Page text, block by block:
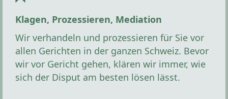
Klagen, Prozessieren, Mediation
Wir verhandeln und prozessieren für Sie vor
allen Gerichten in der ganzen Schweiz. Bevor
wir vor Gericht gehen, klären wir immer, wie
sich der Disput am besten lösen lässt.